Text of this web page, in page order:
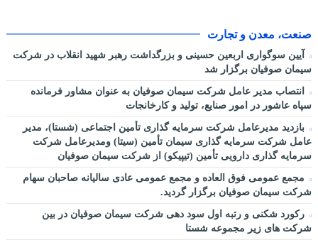
صنعت، معدن و تجارت
آیین سوگواری اربعین حسینی و بزرگداشت رهبر شهید انقلاب در شرکت
سیمان صوفیان برگزار شد
انتصاب مدیر عامل شرکت سیمان صوفیان به عنوان مشاور فرمانده
سپاه عاشور در امور صنایع، تولید و کارخانجات
بازدید مدیرعامل شرکت سرمایه گذاری تأمین اجتماعی (شستا)، مدیر
عامل شرکت سرمایه گذاری سیمان تأمین (سیتا) ومدیرعامل شرکت
سرمایه گذاری دارویی تأمین (تیپیکو) از شرکت سیمان صوفیان
مجمع عمومی فوق العاده و مجمع عمومی عادی سالیانه صاحبان سهام
شرکت سیمان صوفیان برگزار گردید.
رکورد شکنی و رتبه اول سود دهی شرکت سیمان صوفیان در بین
شرکت های زیر مجموعه شستا